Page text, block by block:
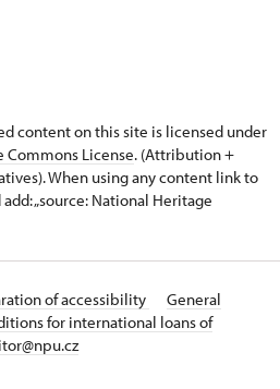
content on this site is licensed under
Commons License. (Attribution +
When using any content link to
„source: National Heritage
of accessibility
General
for international loans of